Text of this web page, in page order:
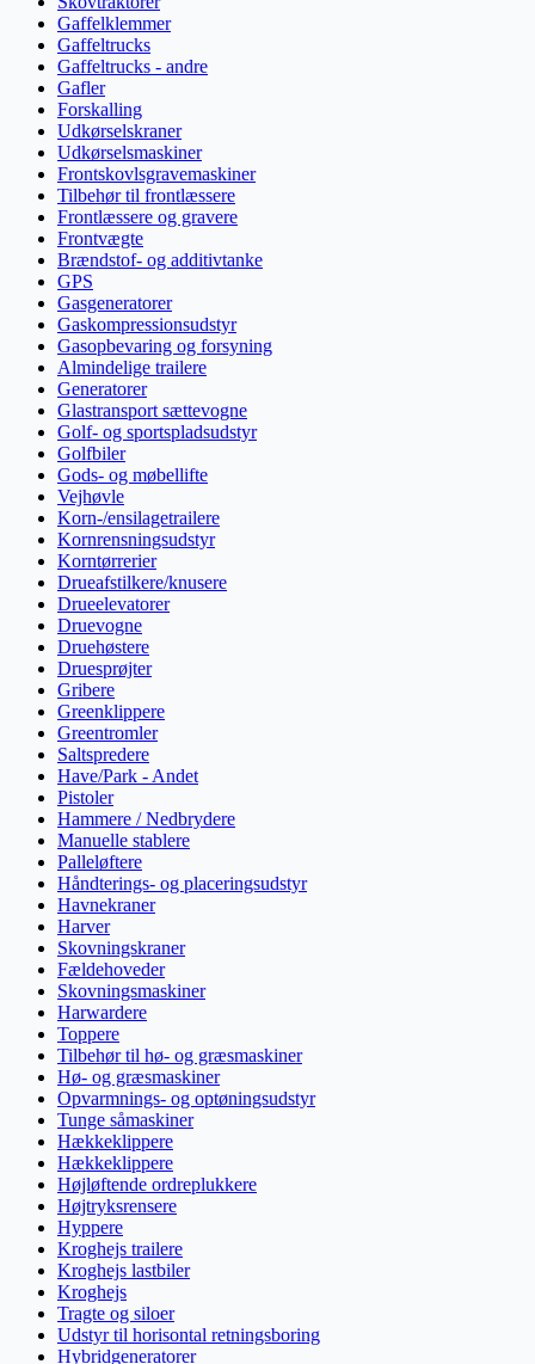
Gaffelklemmer
Gaffeltrucks
Gaffeltrucks - andre
Gafler
Forskalling
Udkørselskraner
Udkørselsmaskiner
Frontskovlsgravemaskiner
Tilbehør til frontlæssere
Frontlæssere og gravere
Frontvægte
Brændstof- og additivtanke
GPS
Gasgeneratorer
Gaskompressionsudstyr
Gasopbevaring og forsyning
Almindelige trailere
Generatorer
Glastransport sættevogne
Golf- og sportspladsudstyr
Golfbiler
Gods- og møbellifte
Vejhøvle
Korn-/ensilagetrailere
Kornrensningsudstyr
Korntørrerier
Drueafstilkere/knusere
Drueelevatorer
Druevogne
Druehøstere
Druesprøjter
Gribere
Greenklippere
Greentromler
Saltspredere
Have/Park - Andet
Pistoler
Hammere / Nedbrydere
Manuelle stablere
Palleløftere
Håndterings- og placeringsudstyr
Havnekraner
Harver
Skovningskraner
Fældehoveder
Skovningsmaskiner
Harwardere
Toppere
Tilbehør til hø- og græsmaskiner
Hø- og græsmaskiner
Opvarmnings- og optøningsudstyr
Tunge såmaskiner
Hækkeklippere
Hækkeklippere
Højløftende ordreplukkere
Højtryksrensere
Hyppere
Kroghejs trailere
Kroghejs lastbiler
Kroghejs
Tragte og siloer
Udstyr til horisontal retningsboring
Hybridgeneratorer